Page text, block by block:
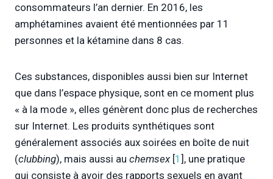
consommateurs l’an dernier. En 2016, les
amphétamines avaient été mentionnées par 11
personnes et la kétamine dans 8 cas.
Ces substances, disponibles aussi bien sur Internet
que dans l’espace physique, sont en ce moment plus
« à la mode », elles génèrent donc plus de recherches
sur Internet. Les produits synthétiques sont
généralement associés aux soirées en boîte de nuit
(clubbing), mais aussi au chemsex[1 ], une pratique
qui consiste à avoir des rapports sexuels en ayant